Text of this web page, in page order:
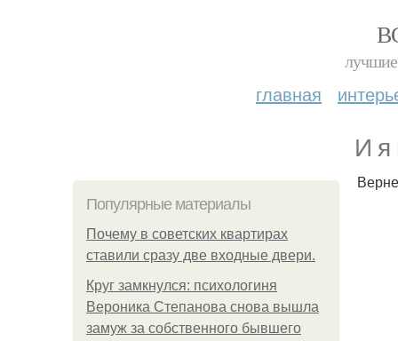
лучшие
главная
И я
Популярные материалы
Почему в советских квартирах
ставили сразу две входные двери.
Круг замкнулся: психологиня
Вероника Степанова снова вышла
замуж за собственного бывшего